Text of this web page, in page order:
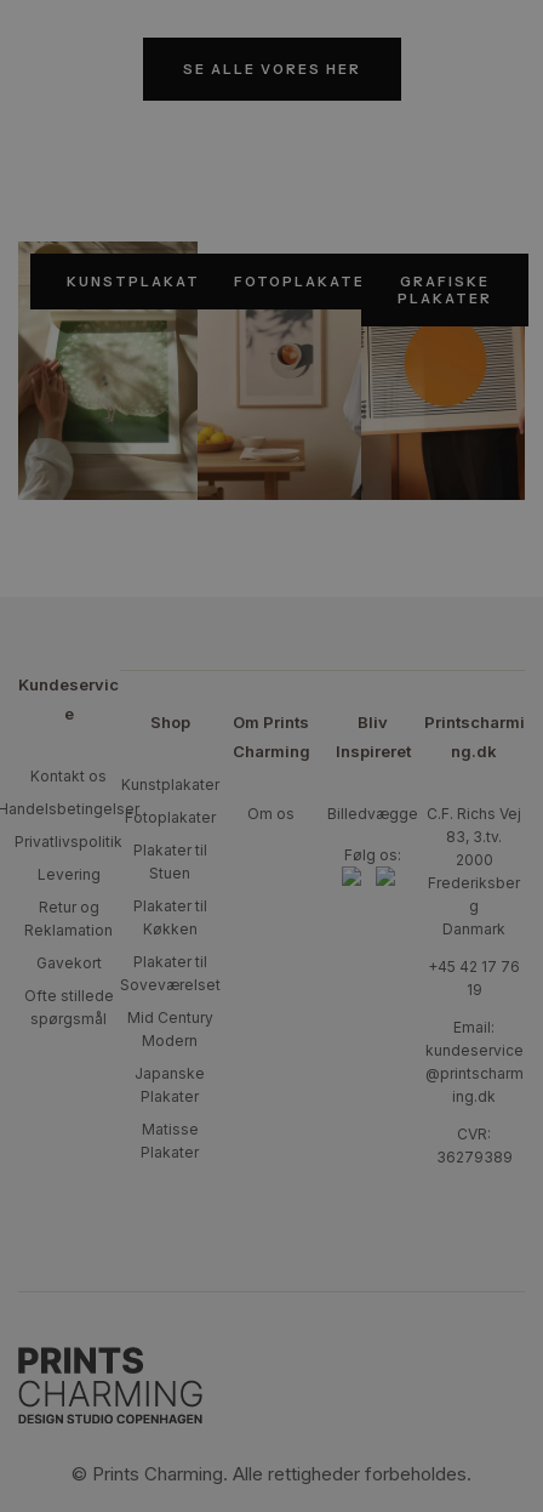
SE ALLE VORES HER
KUNSTPLAKATER FOTOPLAKATER
GRAFISKE
PLAKATER
Kundeservic
e
Kontakt os
Privatlivspolitik
Levering
Retur og
Reklamation
Gavekort
Ofte stillede
spørgsmål
Shop
Kunstplakater
Fotoplakater
Plakater til
Stuen
Plakater til
Køkken
Plakater til
Soveværelset
Mid Century
Modern
Japanske
Plakater
Matisse
Plakater
Om Prints
Charming
Om os
Bliv
Inspireret
Billedvægge
Følg os:
Printscharmi
ng.dk
C.F. Richs Vej
83, 3.tv.
2000
Frederiksber
g
Danmark
+45 42 17 76
19
Email:
kundeservice
@printscharm
ing.dk
CVR:
36279389
© Prints Charming. Alle rettigheder forbeholdes.